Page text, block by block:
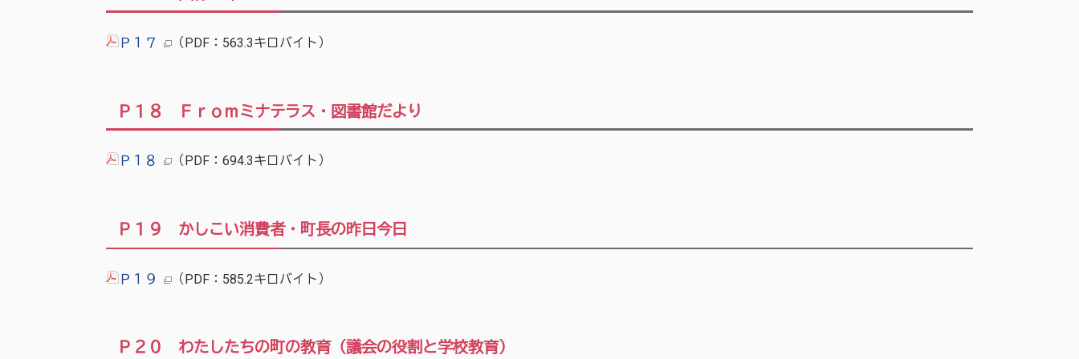
Ｐ１７ （PDF：563.3キロバイト）
Ｐ１８ Ｆｒｏｍミナテラス・図書館だより
Ｐ１８ （PDF：694.3キロバイト）
Ｐ１９ かしこい消費者・町長の昨日今日
Ｐ１９ （PDF：585.2キロバイト）
Ｐ２０ わたしたちの町の教育（議会の役割と学校教育）